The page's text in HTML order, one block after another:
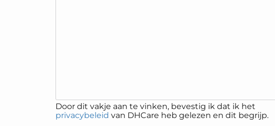
Door dit vakje aan te vinken, bevestig ik dat ik het
privacybeleid van DHCare heb gelezen en dit begrijp.